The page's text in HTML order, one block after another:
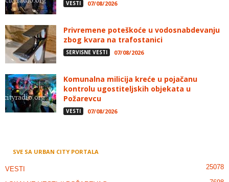
VESTI 07/08/2026
Privremene poteškoće u vodosnabdevanju
zbog kvara na trafostanici
SERVISNE VESTI 07/08/2026
Komunalna milicija kreće u pojačanu
kontrolu ugostiteljskih objekata u
Požarevcu
VESTI 07/08/2026
SVE SA URBAN CITY PORTALA
VESTI 25078